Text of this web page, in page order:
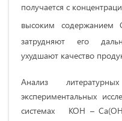
получается с
высоким
затрудняют его
ухудшают качество
Анализ
экспериментальных
системах КОН –